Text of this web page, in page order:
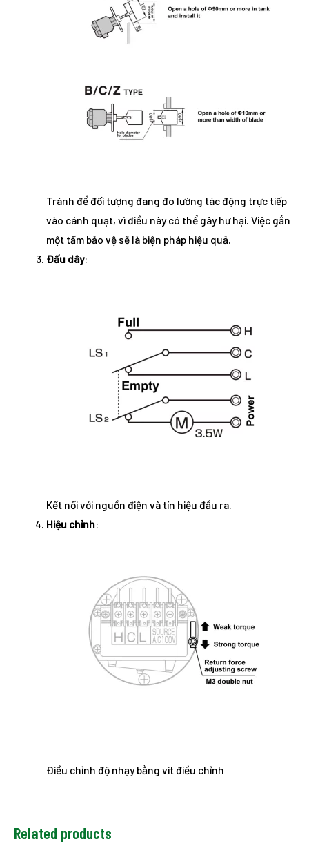
Tránh để đối tượng đang đo lường tác động trực tiếp
vào cánh quạt, vì điều này có thể gây hư hại. Việc gắn
một tấm bảo vệ sẽ là biện pháp hiệu quả.
Đấu dây:
Kết nối với nguồn điện và tín hiệu đầu ra.
Hiệu chỉnh:
Điều chỉnh độ nhạy bằng vít điều chỉnh
Related products